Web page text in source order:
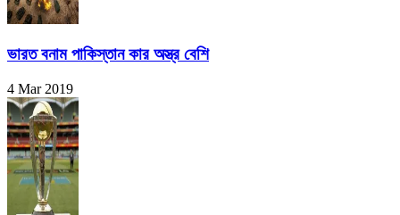
ভারত বনাম পাকিস্তান কার অস্ত্র বেশি
4 Mar 2019